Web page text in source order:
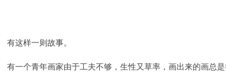
有这样一则故事。
有一个青年画家由于工夫不够，生性又草率，画出来的画总